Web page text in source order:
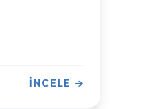
İNCELE